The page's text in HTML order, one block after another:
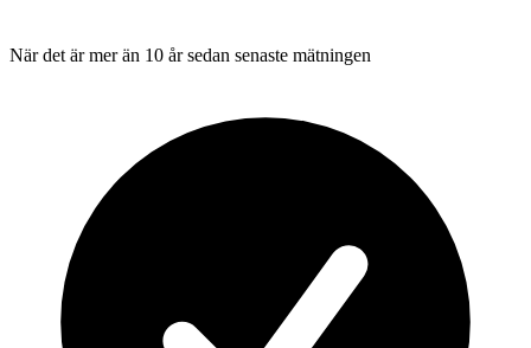
När det är mer än 10 år sedan senaste mätningen